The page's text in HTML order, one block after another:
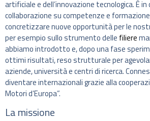
artificiale e dell’innovazione tecnologica. È in
collaborazione su competenze e
concretizzare nuove opportunità per le
per esempio sullo strumento delle filiere
abbiamo introdotto e, dopo una fase
ottimi risultati, reso strutturale per
aziende, università e centri di ricerca.
diventare internazionali grazie alla
Motori d’Europa”.
La missione